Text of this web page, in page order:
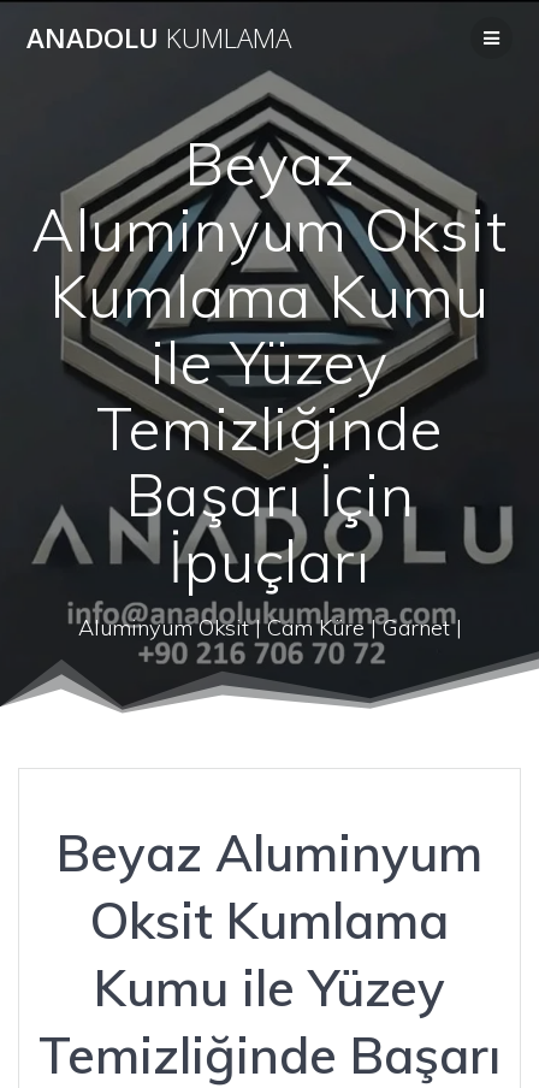
to
ANADOLU KUMLAMA
Beyaz
Aluminyum Oksit
Kumlama Kumu
ile Yüzey
Temizliğinde
Başarı İçin
İpuçları
Aluminyum Oksit | Cam Küre | Garnet |
Beyaz Aluminyum
Oksit Kumlama
Kumu ile Yüzey
Temizliğinde Başarı